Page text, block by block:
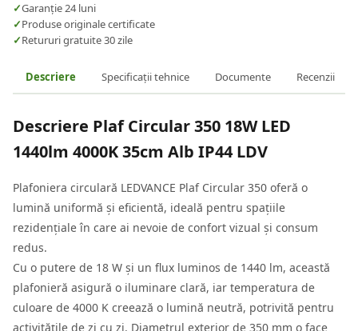
✓Garanție 24 luni
✓Produse originale certificate
✓Retururi gratuite 30 zile
Descriere Specificații tehnice Documente Recenzii
Descriere Plaf Circular 350 18W LED
1440lm 4000K 35cm Alb IP44 LDV
Plafoniera circulară LEDVANCE Plaf Circular 350 oferă o
lumină uniformă și eficientă, ideală pentru spațiile
rezidențiale în care ai nevoie de confort vizual și consum
redus.
Cu o putere de 18 W și un flux luminos de 1440 lm, această
plafonieră asigură o iluminare clară, iar temperatura de
culoare de 4000 K creează o lumină neutră, potrivită pentru
activitățile de zi cu zi. Diametrul exterior de 350 mm o face